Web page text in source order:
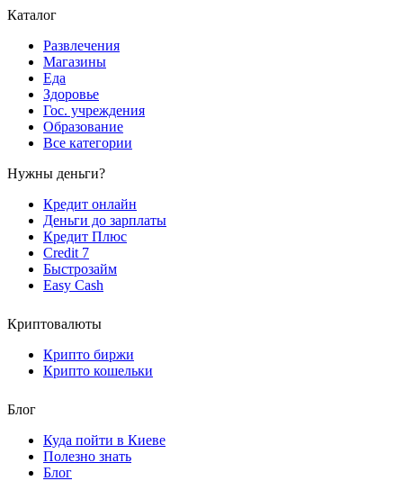
Каталог
Развлечения
Магазины
Еда
Здоровье
Гос. учреждения
Образование
Все категории
Нужны деньги?
Кредит онлайн
Деньги до зарплаты
Кредит Плюс
Credit 7
Быстрозайм
Easy Cash
Криптовалюты
Крипто биржи
Крипто кошельки
Блог
Куда пойти в Киеве
Полезно знать
Блог